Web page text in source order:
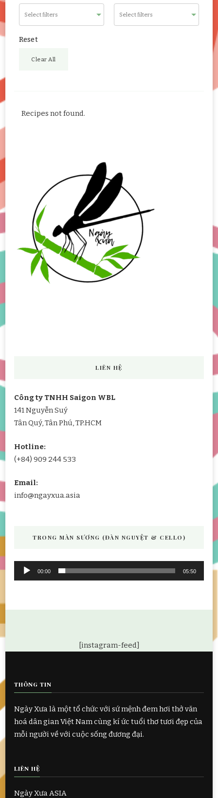
Reset
Clear All
Recipes not found.
LIÊN HỆ
Công ty TNHH Saigon WBL
141 Nguyễn Suý
Tân Quý, Tân Phú, TP.HCM
Hotline:
(+84) 909 244 533
Email:
info@ngayxua.asia
TRONG MÀN SƯƠNG (ĐÀN NGUYỆT & CELLO)
Audio
Player
00:00 05:50
[instagram-feed]
THÔNG TIN
Ngày Xưa là một tổ chức với sứ mệnh đem hơi thở văn
hoá dân gian Việt Nam cùng kí ức tuổi thơ tươi đẹp của
mỗi người về với cuộc sống đương đại.
LIÊN HỆ
Ngày Xưa ASIA